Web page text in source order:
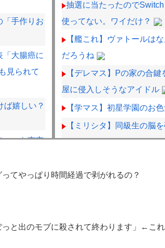
「手作りお
「大腸癌に
見られて
ば嬉しい？
ォート東京
新契約交渉
ズと交渉
抽選に当たったので
使ってない。ワイだけ？
【艦これ】ヴァトールは
だろうね
【デレマス】Pの家の合
屋に侵入しそうなアイドル
【学マス】初星学園のお
【ミリシタ】同級生の脳
アイドルちゃん
した」←この人がなぜか過
ージの漫画を描くのに何を
てやっぱり時間経過で剥がれるの？
と出のモブに殺されて終わります」←これ